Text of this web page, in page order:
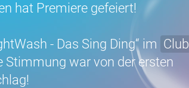
hat Premiere gefeiert!
- Das Sing Ding“ im Club
Stimmung war von der ersten